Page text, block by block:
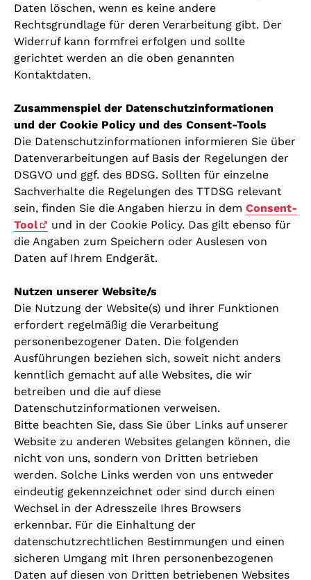
Daten löschen, wenn es keine andere
Rechtsgrundlage für deren Verarbeitung gibt. Der
Widerruf kann formfrei erfolgen und sollte
gerichtet werden an die oben genannten
Kontaktdaten.
Zusammenspiel der Datenschutzinformationen
und der Cookie Policy und des Consent-Tools
Die Datenschutzinformationen informieren Sie über
Datenverarbeitungen auf Basis der Regelungen der
DSGVO und ggf. des BDSG. Sollten für einzelne
Sachverhalte die Regelungen des TTDSG relevant
sein, finden Sie die Angaben hierzu in dem Consent-
Tool
und in der Cookie Policy. Das gilt ebenso für
die Angaben zum Speichern oder Auslesen von
Daten auf Ihrem Endgerät.
Nutzen unserer Website/s
Die Nutzung der Website(s) und ihrer Funktionen
erfordert regelmäßig die Verarbeitung
personenbezogener Daten. Die folgenden
Ausführungen beziehen sich, soweit nicht anders
kenntlich gemacht auf alle Websites, die wir
betreiben und die auf diese
Datenschutzinformationen verweisen.
Bitte beachten Sie, dass Sie über Links auf unserer
Website zu anderen Websites gelangen können, die
nicht von uns, sondern von Dritten betrieben
werden. Solche Links werden von uns entweder
eindeutig gekennzeichnet oder sind durch einen
Wechsel in der Adresszeile Ihres Browsers
erkennbar. Für die Einhaltung der
datenschutzrechtlichen Bestimmungen und einen
sicheren Umgang mit Ihren personenbezogenen
Daten auf diesen von Dritten betriebenen Websites